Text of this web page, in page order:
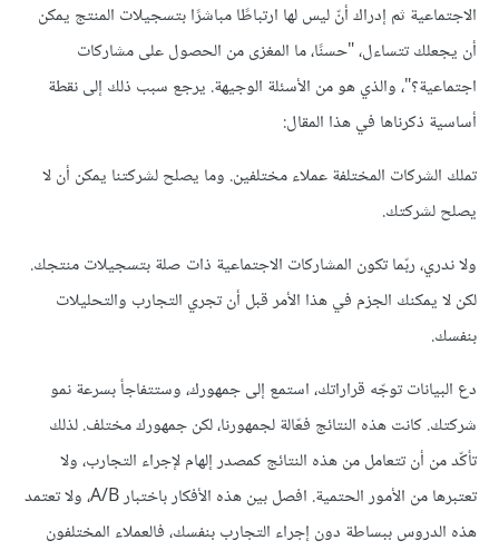
الاجتماعية ثم إدراك أنّ ليس لها ارتباطًا مباشرًا بتسجيلات المنتج يمكن
أن يجعلك تتساءل، "حسنًا، ما المغزى من الحصول على مشاركات
اجتماعية؟"، والذي هو من الأسئلة الوجيهة. يرجع سبب ذلك إلى نقطة
أساسية ذكرناها في هذا المقال:
تملك الشركات المختلفة عملاء مختلفين. وما يصلح لشركتنا يمكن أن لا
يصلح لشركتك.
ولا ندري، ربّما تكون المشاركات الاجتماعية ذات صلة بتسجيلات منتجك.
لكن لا يمكنك الجزم في هذا الأمر قبل أن تجري التجارب والتحليلات
بنفسك.
دع البيانات توجّه قراراتك، استمع إلى جمهورك، وستتفاجأ بسرعة نمو
شركتك. كانت هذه النتائج فعّالة لجمهورنا، لكن جمهورك مختلف. لذلك
تأكّد من أن تتعامل من هذه النتائج كمصدر إلهام لإجراء التجارب، ولا
تعتبرها من الأمور الحتمية. افصل بين هذه الأفكار باختبار A/B، ولا تعتمد
هذه الدروس ببساطة دون إجراء التجارب بنفسك، فالعملاء المختلفون